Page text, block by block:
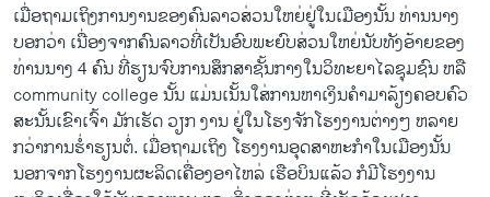
ເມື່ອຖາມເຖິງການງານຂອງຄົນລາວສ່ວນໃຫຍ່ຢູ່ໃນເມືອງນັ້ນ ທ່ານນາງ
ບອກວ່າ ເນື່ອງຈາກຄົນລາວທີ່ເປັນອົບພະຍົບສ່ວນໃຫຍ່ນັບທັງອ້າຍຂອງ
ທ່ານນາງ 4 ຄົນ ທີ່ຮຽນຈົບການສຶກສາຊັ້ນກາງໃນວິທະຍາໄລຊຸມຊົນ ຫລື
community college ນັ້ນ ແມ່ນເນັ້ນໃສ່ການຫາເງິນຄໍາມາລ້ຽງຄອບຄົວ
ສະນັ້ນເຂົາເຈົ້າ ມັກເຮັດ ວຽກ ງານ ຢູ່ໃນໂຮງຈັກໂຮງງານຕ່າງໆ ຫລາຍ
ກວ່າການຮໍ່າຮຽນຕໍ່. ເມື່ອຖາມເຖິງ ໂຮງງານອຸດສາຫະກໍາໃນເມືອງນັ້ນ
ນອກຈາກໂຮງງານຜະລິດເຄື່ອງອາໄຫລ່ ເຮືອບິນແລ້ວ ກໍມີໂຮງງານ